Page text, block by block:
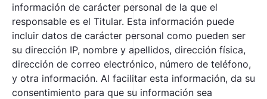
información de carácter personal de la que el
responsable es el Titular. Esta información puede
incluir datos de carácter personal como pueden ser
su dirección IP, nombre y apellidos, dirección física,
dirección de correo electrónico, número de teléfono,
y otra información. Al facilitar esta información, da su
consentimiento para que su información sea